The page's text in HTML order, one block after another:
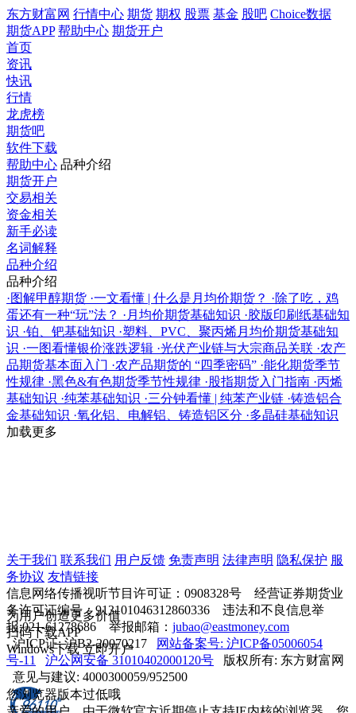
东方财富网 行情中心 期货 期权 股票 基金 股吧 Choice数据
期货APP 帮助中心 期货开户
首页
资讯
快讯
行情
龙虎榜
期货吧
软件下载
帮助中心 品种介绍
期货开户
交易相关
资金相关
新手必读
名词解释
品种介绍
品种介绍
·图解甲醇期货 ·一文看懂 | 什么是月均价期货？ ·除了吃，鸡
蛋还有一种“玩”法？ · 月均价期货基础知识 ·胶版印刷纸基础知
识 ·铂、钯基础知识 ·塑料、PVC、聚丙烯月均价期货基础知
识 ·一图看懂银价涨跌逻辑 ·光伏产业链与大宗商品关联 ·农产
品期货基本面入门 ·农产品期货的 “四季密码” ·能化期货季节
性规律 ·黑色&有色期货季节性规律 ·股指期货入门指南 ·丙烯
基础知识 ·纯苯基础知识 ·三分钟看懂 | 纯苯产业链 ·铸造铝合
金基础知识 ·氧化铝、电解铝、铸造铝区分 ·多晶硅基础知识
加载更多
关于我们 联系我们 用户反馈 免责声明 法律声明 隐私保护 服
务协议 友情链接
信息网络传播视听节目许可证：0908328号 经营证券期货业
务许可证编号：913101046312860336 违法和不良信息举
报:021-61278686 举报邮箱： jubao@eastmoney.com
沪ICP证: 沪B2-20070217
网站备案号: 沪ICP备05006054
号-11
沪公网安备 31010402000120号 版权所有: 东方财富网
意见与建议: 4000300059/952500
为用户创造更多价值
扫码下载APP
Windows下载立即开户
您浏览器版本过低哦